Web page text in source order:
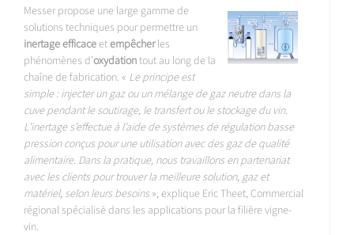
Messer propose une large gamme de
solutions techniques pour permettre un
inertage efficaceetempêcherles
phénomènes d’oxydationtout au long de la
chaîne de fabrication. « Le principe est
simple : injecter un gaz ou un mélange de gaz neutre dans la
cuve pendant le soutirage, le transfert ou le stockage du vin.
L’inertage s’effectue à l’aide de systèmes de régulation basse
pression conçus pour une utilisation avec des gaz de qualité
alimentaire. Dans la pratique, nous travaillons en partenariat
avec les clients pour trouver la meilleure solution, gaz et
matériel, selon leurs besoins », explique Eric Theet, Commercial
régional spécialisé dans les applications pour la filière vigne-
vin.